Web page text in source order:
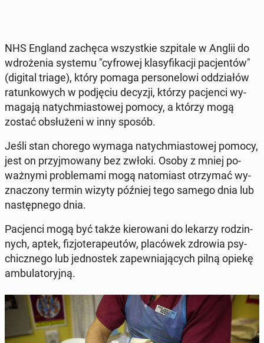
NHS England zachęca wszyst­kie szpi­ta­le w Anglii do
wdro­że­nia systemu "cy­fro­wej kla­sy­fi­ka­cji pa­cjen­tów"
(digital triage), który pomaga per­so­ne­lo­wi od­dzia­łów
ra­tun­ko­wych w pod­ję­ciu decyzji, którzy pa­cjen­ci wy­
ma­ga­ją na­tych­mia­sto­wej pomocy, a którzy mogą
zostać ob­słu­że­ni w inny sposób.
Jeśli stan chorego wymaga na­tych­mia­sto­wej pomocy,
jest on przyj­mo­wa­ny bez zwłoki. Osoby z mniej po­
waż­ny­mi pro­ble­ma­mi mogą na­to­miast otrzy­mać wy­
zna­czo­ny termin wizyty później tego samego dnia lub
na­stęp­ne­go dnia.
Pa­cjen­ci mogą być także kie­ro­wa­ni do lekarzy ro­dzin­
nych, aptek, fi­zjo­te­ra­peu­tów, pla­có­wek zdrowia psy­
chicz­ne­go lub jed­no­stek za­pew­nia­ją­cych pilną opiekę
am­bu­la­to­ryj­ną.